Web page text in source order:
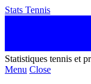
Stats Tennis
Statistiques tennis et
Menu Close